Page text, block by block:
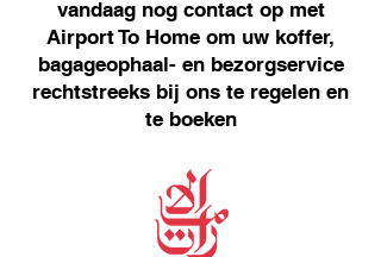
vandaag nog contact op met
Airport To Home om uw koffer,
bagageophaal- en bezorgservice
rechtstreeks bij ons te regelen en
te boeken